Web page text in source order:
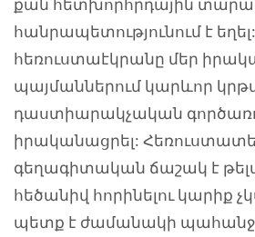
հանրապետությունում է
հեռուստաէկրանը մեր
պայմաններում կարևոր
դաստիարակչական
իրականացրել:
գեղագիտական ճաշակ է
հեծանիվ հորինելու կարիք
պետք է ժամանակի